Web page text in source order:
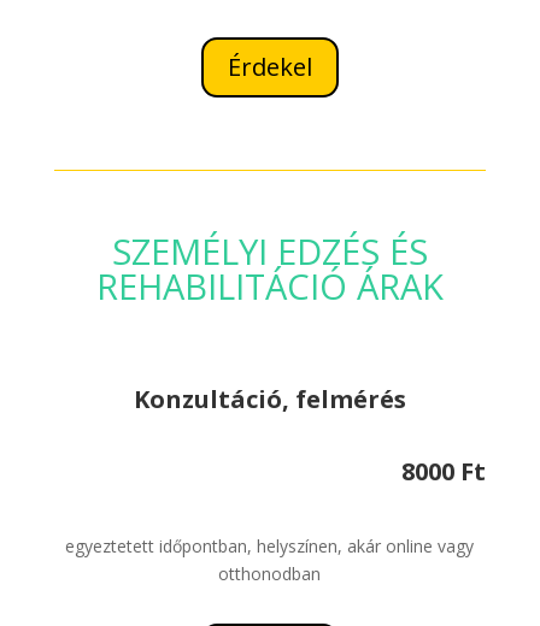
Érdekel
SZEMÉLYI EDZÉS ÉS
REHABILITÁCIÓ ÁRAK
Konzultáció, felmérés
8000 Ft
egyeztetett időpontban, helyszínen, akár online vagy
otthonodban